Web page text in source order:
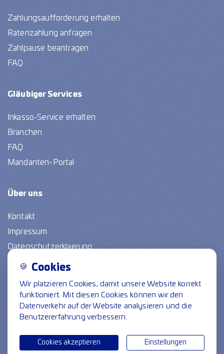
Zahlungsaufforderung erhalten
Ratenzahlung anfragen
Zahlpause beantragen
FAQ
Gläubiger Services
Inkasso-Service erhalten
Branchen
FAQ
Mandanten-Portal
Über uns
Kontakt
Impressum
Datenschutzerklaerung
Freie Stellen
Folge uns
© Spiegel crossmedia communicatie
🍪 Cookies
Wir platzieren Cookies, damit unsere Website korrekt
funktioniert. Mit diesen Cookies können wir den
Datenverkehr auf der Website analysieren und die
Benutzererfahrung verbessern.
Cookies akzeptieren Einstellungen